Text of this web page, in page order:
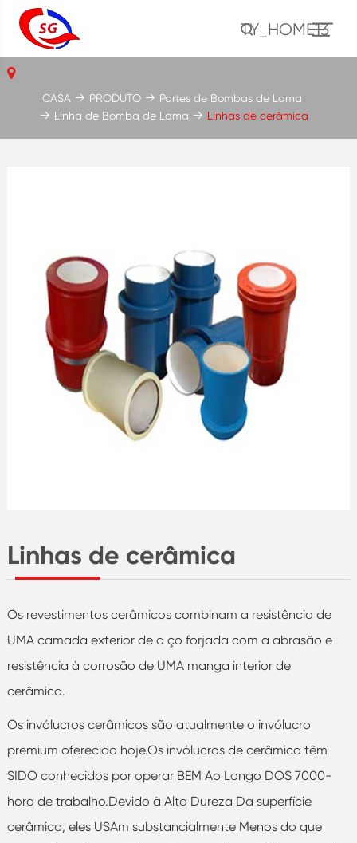
TY_HOME13
Linhas de cerâmica
Os revestimentos cerâmicos combinam a resistência de
UMA camada exterior de a ço forjada com a abrasão e
resistência à corrosão de UMA manga interior de
cerâmica.
Os invólucros cerâmicos são atualmente o invólucro
premium oferecido hoje.Os invólucros de cerâmica têm
SIDO conhecidos por operar BEM Ao Longo DOS 7000-
hora de trabalho.Devido à Alta Dureza Da superfície
cerâmica, eles USAm substancialmente Menos do que
CASA PRODUTO
Partes de Bombas de Lama
Linha de Bomba de Lama
Linhas de cerâmica